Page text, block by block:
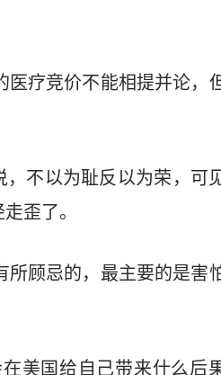
疗竞价不能相提并论，
，不以为耻反以为荣，可
歪了。
顾忌的，最主要的是害
美国给自己带来什么后